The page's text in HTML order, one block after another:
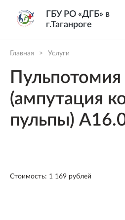
Главная > Услуги
Пульпотомия
(ампутация
пульпы)
Стоимость: 1 169 рублей
ГБУ РО «ДГБ» в
г.Таганроге